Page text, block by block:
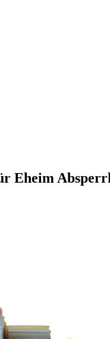
Eheim